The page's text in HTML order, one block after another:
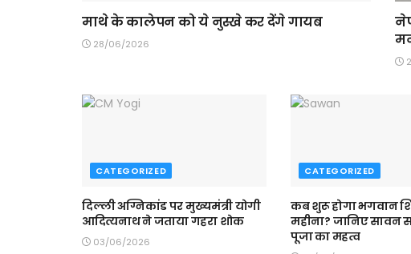
माथे के कालेपन को ये नुस्खे कर देंगे गायब
28/06/2026
CATEGORIZED
दिल्ली अग्निकांड पर मुख्यमंत्री योगी
आदित्यनाथ ने जताया गहरा शोक
03/06/2026
CATEGORIZED
कब शुरू होगा भगवान
महीना? जानिए सावन
पूजा का महत्व